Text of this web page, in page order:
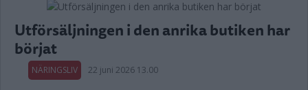
Utförsäljningen i den anrika butiken har
börjat
NÄRINGSLIV 22 juni 2026 13.00